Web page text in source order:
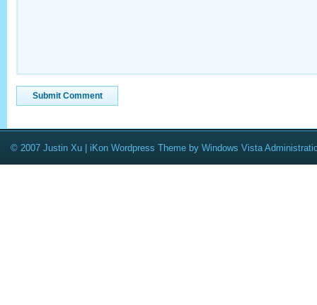
© 2007 Justin Xu | iKon Wordpress Theme by Windows Vista